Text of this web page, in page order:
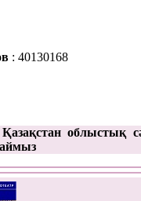
: 40130168
облыстық